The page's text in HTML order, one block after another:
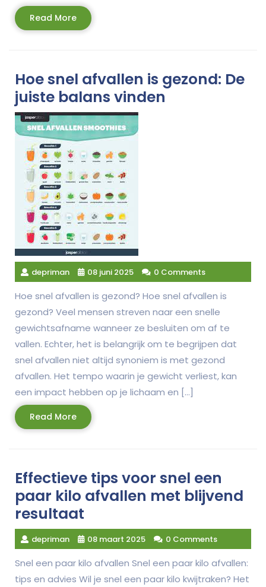
Read MoreRead
More
Hoe snel afvallen is gezond: De
juiste balans vinden
depriman 08 juni 2025 0 Comments
Hoe snel afvallen is gezond? Hoe snel afvallen is
gezond? Veel mensen streven naar een snelle
gewichtsafname wanneer ze besluiten om af te
vallen. Echter, het is belangrijk om te begrijpen dat
snel afvallen niet altijd synoniem is met gezond
afvallen. Het tempo waarin je gewicht verliest, kan
een impact hebben op je lichaam en […]
Read MoreRead
More
Effectieve tips voor snel een
paar kilo afvallen met blijvend
resultaat
depriman 08 maart 2025 0 Comments
Snel een paar kilo afvallen Snel een paar kilo afvallen:
tips en advies Wil je snel een paar kilo kwijtraken? Het